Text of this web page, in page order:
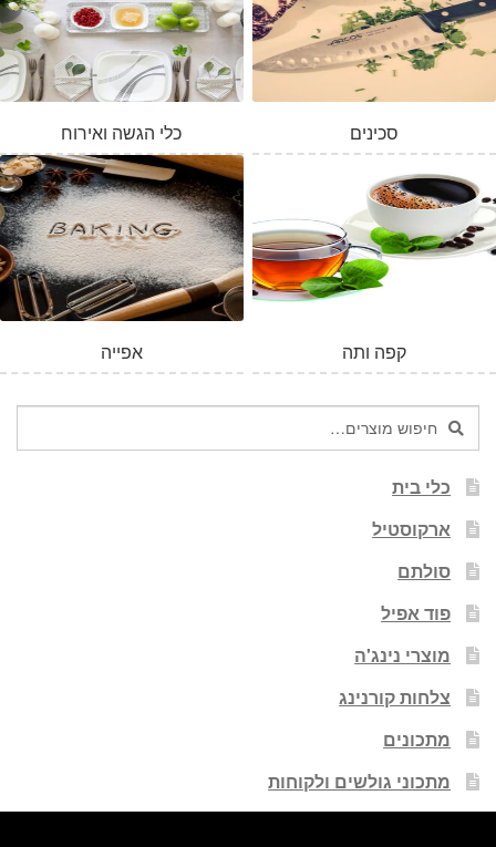
כלי הגשה ואירוח סכינים
אפייה קפה ותה
חיפוש
עבור:
חיפוש
כלי בית
ארקוסטיל
סולתם
פוד אפיל
מוצרי נינג'ה
צלחות קורנינג
מתכונים
מתכוני גולשים ולקוחות